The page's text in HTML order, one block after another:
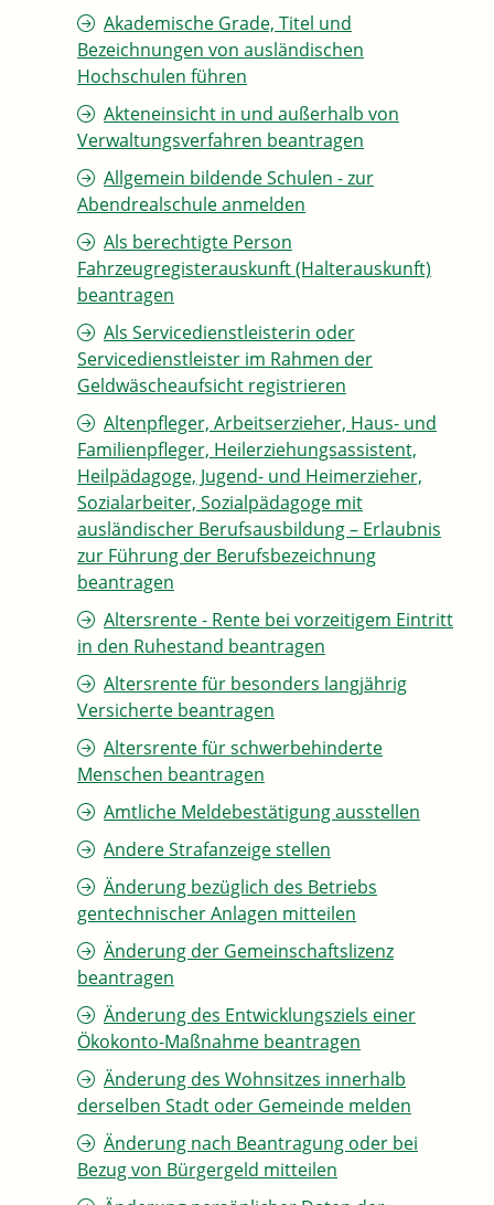
Akademische Grade, Titel und
Bezeichnungen von ausländischen
Hochschulen führen
Akteneinsicht in und außerhalb von
Verwaltungsverfahren beantragen
Allgemein bildende Schulen - zur
Abendrealschule anmelden
Als berechtigte Person
Fahrzeugregisterauskunft (Halterauskunft)
beantragen
Als Servicedienstleisterin oder
Servicedienstleister im Rahmen der
Geldwäscheaufsicht registrieren
Altenpfleger, Arbeitserzieher, Haus- und
Familienpfleger, Heilerziehungsassistent,
Heilpädagoge, Jugend- und Heimerzieher,
Sozialarbeiter, Sozialpädagoge mit
ausländischer Berufsausbildung – Erlaubnis
zur Führung der Berufsbezeichnung
beantragen
Altersrente - Rente bei vorzeitigem Eintritt
in den Ruhestand beantragen
Altersrente für besonders langjährig
Versicherte beantragen
Altersrente für schwerbehinderte
Menschen beantragen
Amtliche Meldebestätigung ausstellen
Andere Strafanzeige stellen
Änderung bezüglich des Betriebs
gentechnischer Anlagen mitteilen
Änderung der Gemeinschaftslizenz
beantragen
Änderung des Entwicklungsziels einer
Ökokonto-Maßnahme beantragen
Änderung des Wohnsitzes innerhalb
derselben Stadt oder Gemeinde melden
Änderung nach Beantragung oder bei
Bezug von Bürgergeld mitteilen